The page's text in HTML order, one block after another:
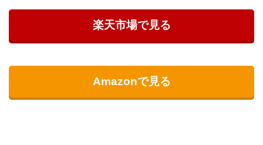
楽天市場で見る
Amazonで見る